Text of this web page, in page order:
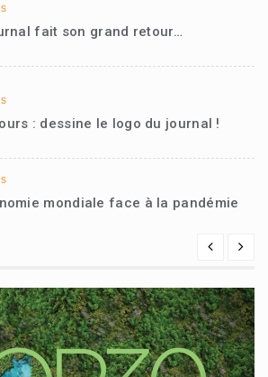
fait son grand retour…
: dessine le logo du journal !
mondiale face à la pandémie